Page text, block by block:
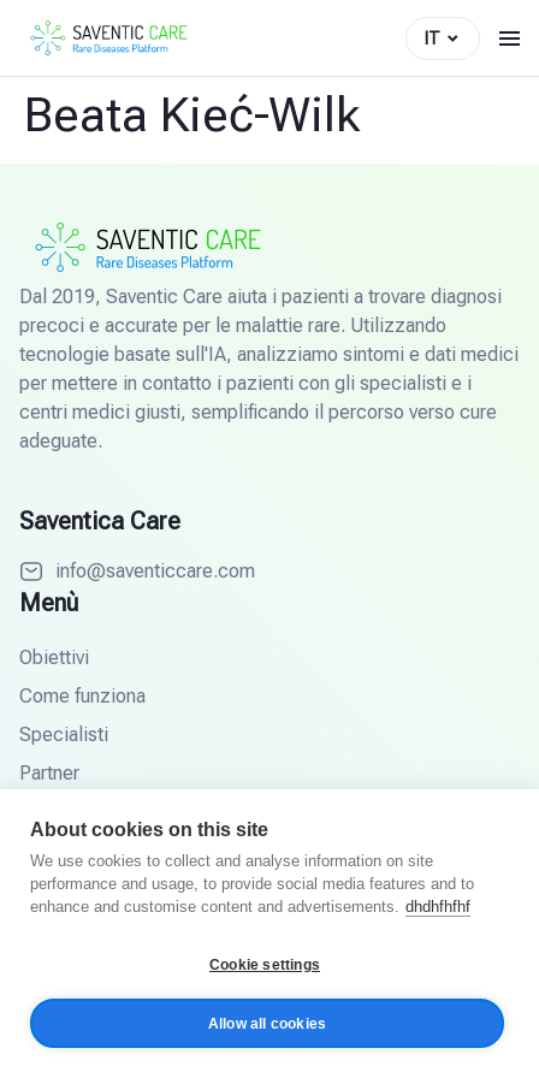
IT
Beata Kieć-Wilk
Dal 2019, Saventic Care aiuta i pazienti a trovare diagnosi
precoci e accurate per le malattie rare. Utilizzando
tecnologie basate sull'IA, analizziamo sintomi e dati medici
per mettere in contatto i pazienti con gli specialisti e i
centri medici giusti, semplificando il percorso verso cure
adeguate.
Saventica Care
info@saventiccare.com
Menù
Obiettivi
Come funziona
Specialisti
Partner
Domande frequenti
Informativa sulla privacy Termini e Condizioni
About cookies on this site
We use cookies to collect and analyse information on site
performance and usage, to provide social media features and to
enhance and customise content and advertisements. dhdhfhfhf
Cookie settings
Allow all cookies